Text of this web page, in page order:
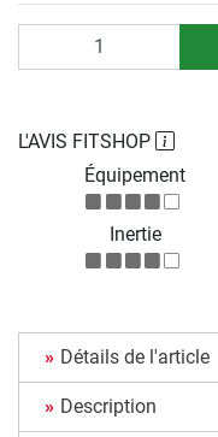
L'AVIS FITSHOP
Équipement
Inertie
Détails de l'article
Description